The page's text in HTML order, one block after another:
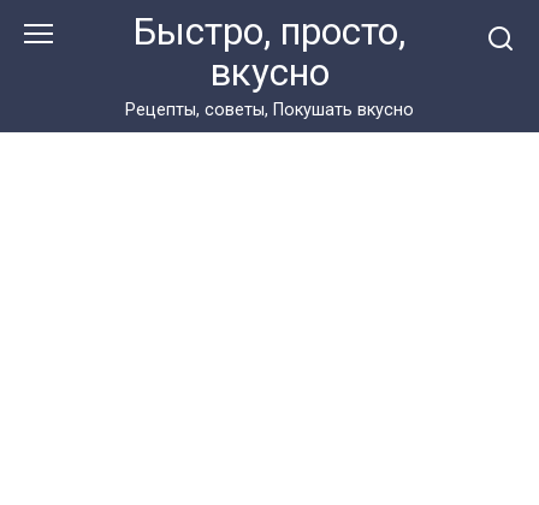
Быстро, просто,
вкусно
Рецепты, советы, Покушать вкусно